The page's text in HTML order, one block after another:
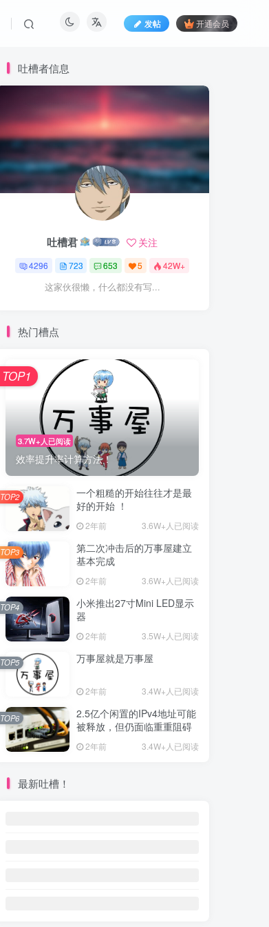
发帖 开通会员
吐槽者信息
吐槽君 关注
4296 723 653 5 42W+
这家伙很懒，什么都没有写...
热门槽点
3.7W+人已阅读
效率提升率计算方法！
TOP1
一个粗糙的开始往往才是最
好的开始 ！
2年前 3.6W+人已阅读
TOP2
第二次冲击后的万事屋建立
基本完成
2年前 3.6W+人已阅读
TOP3
小米推出27寸Mini LED显示
器
2年前 3.5W+人已阅读
TOP4
万事屋就是万事屋
2年前 3.4W+人已阅读
TOP5
2.5亿个闲置的IPv4地址可能
被释放，但仍面临重重阻碍
2年前 3.4W+人已阅读
TOP6
最新吐槽！